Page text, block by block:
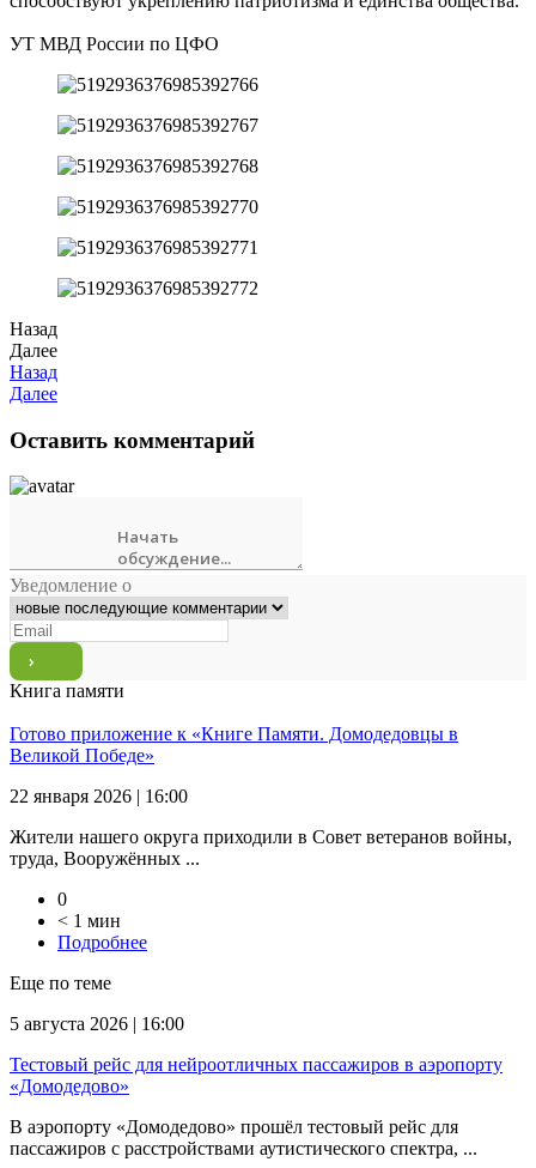
УТ МВД России по ЦФО
Назад
Далее
Назад
Далее
Оставить комментарий
Уведомление о
Книга памяти
Готово приложение к «Книге Памяти. Домодедовцы в
Великой Победе»
22 января 2026 | 16:00
Жители нашего округа приходили в Совет ветеранов войны,
труда, Вооружённых ...
0
< 1 мин
Подробнее
Еще по теме
5 августа 2026 | 16:00
Тестовый рейс для нейроотличных пассажиров в аэропорту
«Домодедово»
В аэропорту «Домодедово» прошёл тестовый рейс для
пассажиров с расстройствами аутистического спектра, ...